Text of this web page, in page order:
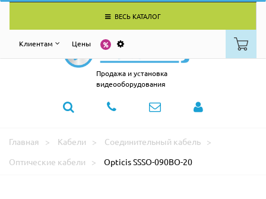
ВЕСЬ КАТАЛОГ
Клиентам Цены
Продажа и установка
видеооборудования
Главная Кабели
Соединительный кабель
Оптические кабели
Opticis SSSO-090BO-20